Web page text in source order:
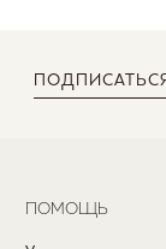
ПОМОЩЬ